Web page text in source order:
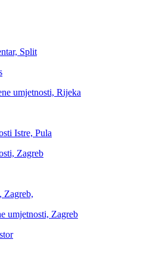
Split
umjetnosti, Rijeka
Istre, Pula
Zagreb
Zagreb,
umjetnosti, Zagreb